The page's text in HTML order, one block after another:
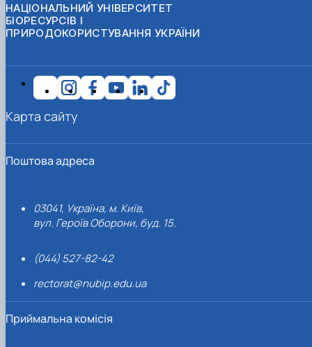
НАЦІОНАЛЬНИЙ УНІВЕРСИТЕТ
БІОРЕСУРСІВ І
ПРИРОДОКОРИСТУВАННЯ УКРАЇНИ
Поштова адреса
03041, Україна, м. Київ,
вул. Героїв Оборони, буд. 15.
(044) 527-82-42
rectorat@nubip.edu.ua
Приймальна комісія
Карта сайту